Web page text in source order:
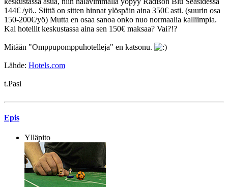
144€ /yö.. Siittä on sitten hinnat ylöspäin aina 350€ asti. (suurin osa
150-200€/yö) Mutta en osaa sanoa onko nuo normaalia kalliimpia.
Kai hotellit keskustassa aina sen 150€ maksaa? Vai?!?
Mitään "Omppupomppuhotelleja" en katsonu.
Lähde: Hotels.com
t.Pasi
Epis
Ylläpito